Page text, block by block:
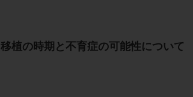
移植の時期と不育症の可能性について